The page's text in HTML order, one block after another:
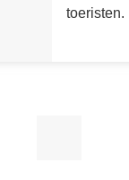
toeristen.